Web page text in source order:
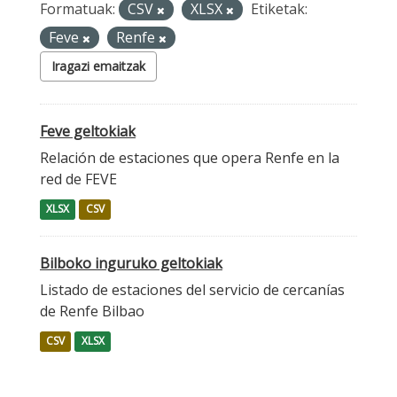
Formatuak: CSV XLSX
Etiketak:
Feve
Renfe
Iragazi emaitzak
Feve geltokiak
Relación de estaciones que opera Renfe en la
red de FEVE
XLSX CSV
Bilboko inguruko geltokiak
Listado de estaciones del servicio de cercanías
de Renfe Bilbao
CSV XLSX